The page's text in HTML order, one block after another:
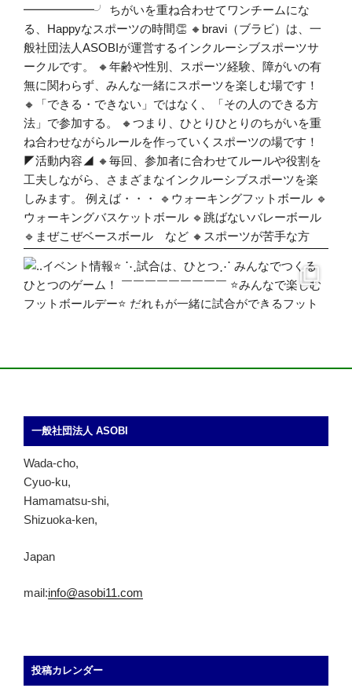
一般社団法人 ASOBI
Wada-cho,
Cyuo-ku,
Hamamatsu-shi,
Shizuoka-ken,
Japan
mail:info@asobi11.com
投稿カレンダー